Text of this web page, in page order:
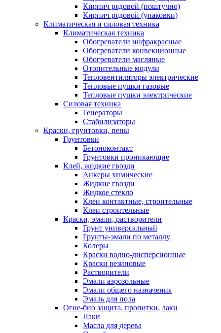
Кирпич рядовой (поштучно)
Кирпич рядовой (упаковки)
Климатическая и силовая техника
Климатическая техника
Обогреватели инфракрасные
Обогреватели конвекционные
Обогреватели масляные
Отопительные модули
Тепловентиляторы электрические
Тепловые пушки газовые
Тепловые пушки электрические
Силовая техника
Генераторы
Стабилизаторы
Краски, грунтовки, пены
Грунтовки
Бетоноконтакт
Грунтовки проникающие
Клей, жидкие гвозди
Анкеры химические
Жидкие гвозди
Жидкое стекло
Клеи контактные, строительные
Клеи строительные
Краски, эмали, растворители
Грунт универсальный
Грунты-эмали по металлу
Колеры
Краски водно-дисперсионные
Краски резиновые
Растворители
Эмали аэрозольные
Эмали общего назначения
Эмаль для пола
Огне-био защита, пропитки, лаки
Лаки
Масла для дерева